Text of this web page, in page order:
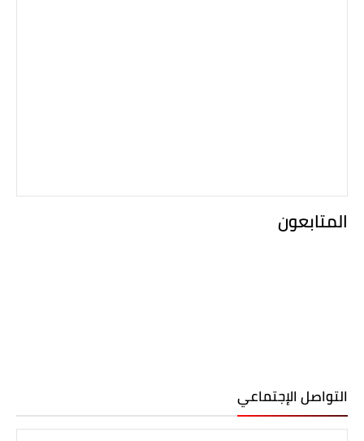
المتابعون
التواصل الإجتماعي